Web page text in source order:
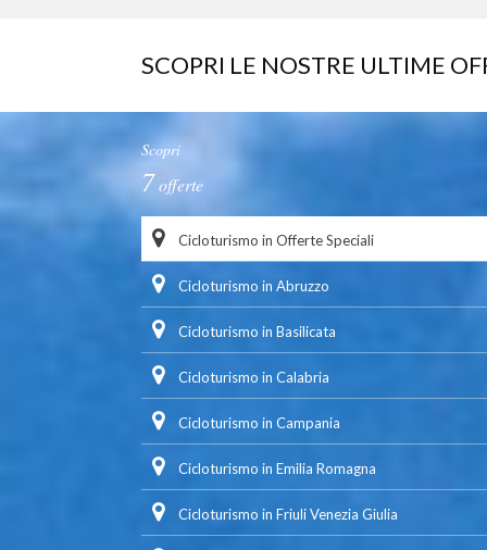
SCOPRI LE NOSTRE ULTIME
Scopri
7offerte
Cicloturismo in Offerte Speciali
Cicloturismo in Abruzzo
Cicloturismo in Basilicata
Cicloturismo in Calabria
Cicloturismo in Campania
Cicloturismo in Emilia Romagna
Cicloturismo in Friuli Venezia Giulia